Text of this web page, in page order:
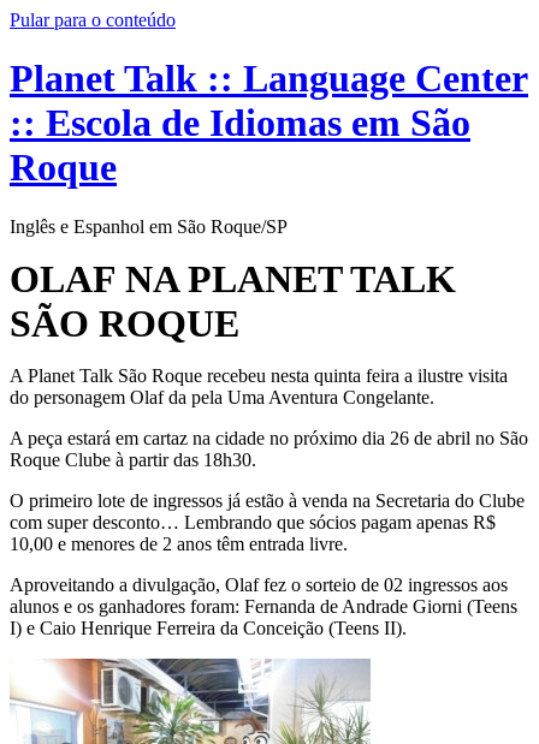
Pular para o conteúdo
Planet Talk :: Language Center
:: Escola de Idiomas em São
Roque
Inglês e Espanhol em São Roque/SP
OLAF NA PLANET TALK
SÃO ROQUE
A Planet Talk São Roque recebeu nesta quinta feira a ilustre visita
do personagem Olaf da pela Uma Aventura Congelante.
A peça estará em cartaz na cidade no próximo dia 26 de abril no São
Roque Clube à partir das 18h30.
O primeiro lote de ingressos já estão à venda na Secretaria do Clube
com super desconto… Lembrando que sócios pagam apenas R$
10,00 e menores de 2 anos têm entrada livre.
Aproveitando a divulgação, Olaf fez o sorteio de 02 ingressos aos
alunos e os ganhadores foram: Fernanda de Andrade Giorni (Teens
I) e Caio Henrique Ferreira da Conceição (Teens II).